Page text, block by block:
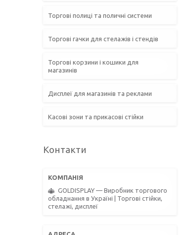
Торгові полиці та поличні системи
Торгові гачки для стелажів і стендів
Торгові корзини і кошики для
магазинів
Дисплеї для магазинів та реклами
Касові зони та прикасові стійки
Контакти
GOLDISPLAY — Виробник торгового
обладнання в Україні | Торгові стійки,
стелажі, дисплеї